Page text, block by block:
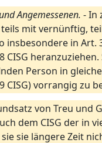
Angemessenen. - In
mit vernünftig,
insbesondere in
CISG
Person in
CISG) vorrangig zu
von Treu und
dem CISG der in
sie längere Zeit